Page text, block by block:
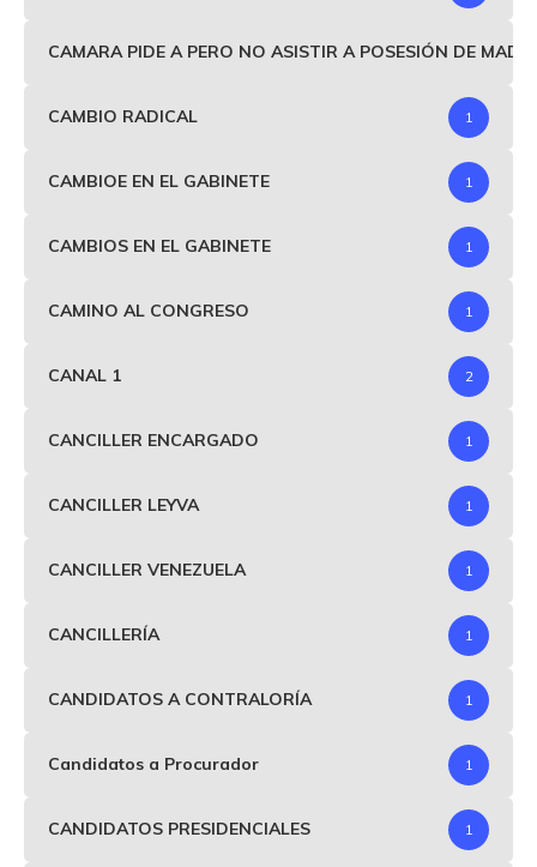
CAMARA PIDE A PERO NO ASISTIR A POSESIÓN DE
CAMBIO RADICAL 1
CAMBIOE EN EL GABINETE 1
CAMBIOS EN EL GABINETE 1
CAMINO AL CONGRESO 1
CANAL 1 2
CANCILLER ENCARGADO 1
CANCILLER LEYVA 1
CANCILLER VENEZUELA 1
CANCILLERÍA 1
CANDIDATOS A CONTRALORÍA 1
Candidatos a Procurador 1
CANDIDATOS PRESIDENCIALES 1